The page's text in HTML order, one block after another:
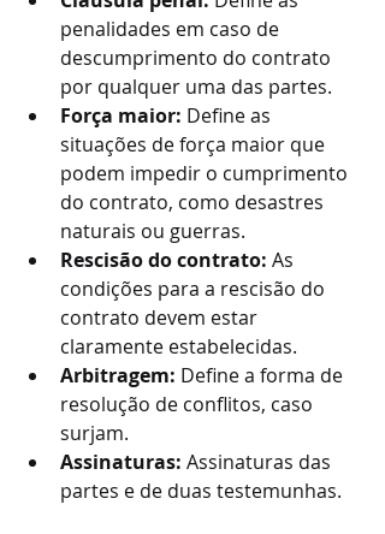
penalidades em caso de
descumprimento do contrato
por qualquer uma das partes.
Força maior: Define as
situações de força maior que
podem impedir o cumprimento
do contrato, como desastres
naturais ou guerras.
Rescisão do contrato: As
condições para a rescisão do
contrato devem estar
claramente estabelecidas.
Arbitragem: Define a forma de
resolução de conflitos, caso
surjam.
Assinaturas: Assinaturas das
partes e de duas testemunhas.